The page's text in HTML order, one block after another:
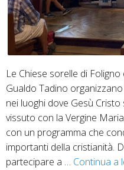
Le Chiese sorelle di
Gualdo Tadino
nei luoghi dove Gesù
vissuto con la Vergine
con un programma che
importanti della cristianità.
partecipare a … Continua a